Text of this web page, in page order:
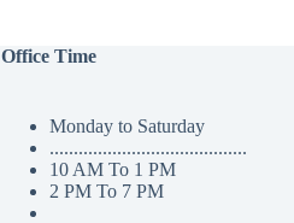
Office Time
Monday to Saturday
.........................................
10 AM To 1 PM
2 PM To 7 PM